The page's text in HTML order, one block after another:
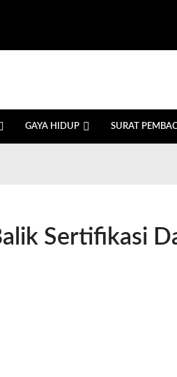
GAYA HIDUP SURAT
Sertifikasi